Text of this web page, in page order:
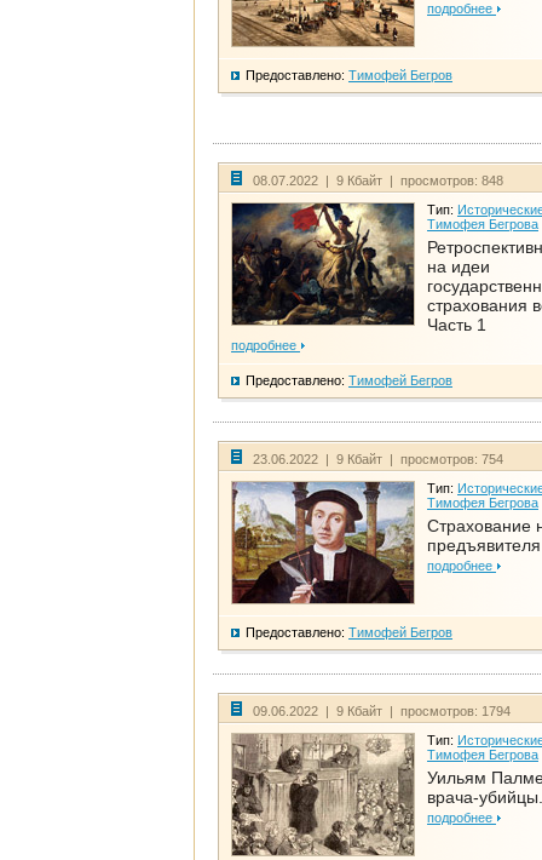
подробнее
Предоставлено: Тимофей Бегров
08.07.2022 | 9 Кбайт | просмотров: 848
Тип:
Тимофея Бегрова
на идеи
страхования
Часть 1
подробнее
Предоставлено: Тимофей Бегров
23.06.2022 | 9 Кбайт | просмотров: 754
Тип:
Тимофея Бегрова
Страхование
предъявителя
подробнее
Предоставлено: Тимофей Бегров
09.06.2022 | 9 Кбайт | просмотров: 1794
Тип:
Тимофея Бегрова
Уильям
врача-
подробнее